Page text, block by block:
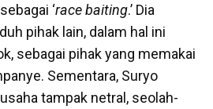
‘race baiting.’ Dia
pihak lain, dalam hal ini
sebagai pihak yang memakai
Sementara, Suryo
tampak netral, seolah-